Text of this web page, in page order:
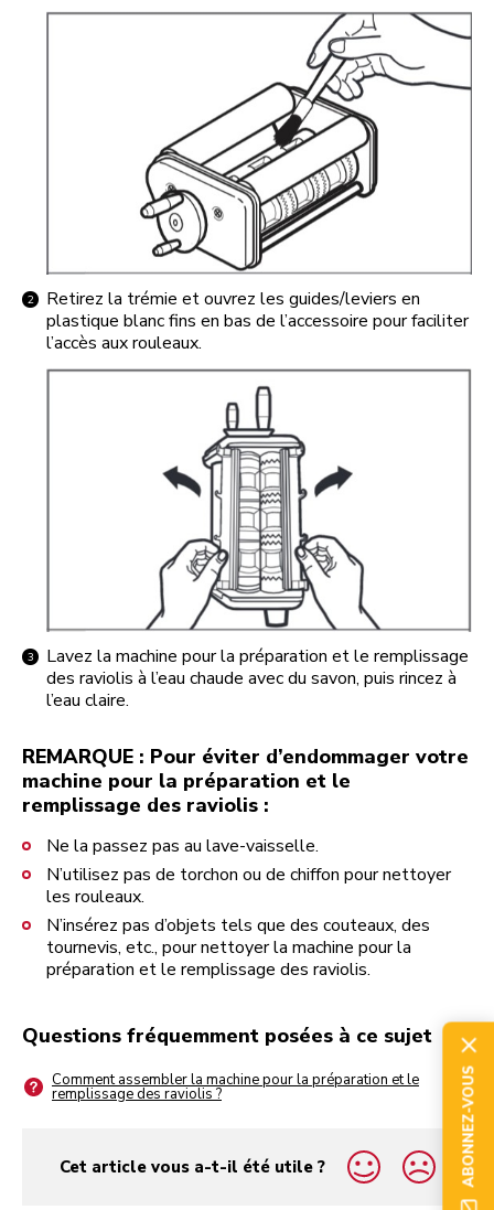
Retirez la trémie et ouvrez les guides/leviers en
plastique blanc fins en bas de l’accessoire pour faciliter
l’accès aux rouleaux.
Lavez la machine pour la préparation et le remplissage
des raviolis à l’eau chaude avec du savon, puis rincez à
l’eau claire.
REMARQUE : Pour éviter d’endommager votre
machine pour la préparation et le
remplissage des raviolis :
Ne la passez pas au lave-vaisselle.
N’utilisez pas de torchon ou de chiffon pour nettoyer
les rouleaux.
N’insérez pas d’objets tels que des couteaux, des
tournevis, etc., pour nettoyer la machine pour la
préparation et le remplissage des raviolis.
Questions fréquemment posées à ce sujet
Comment assembler la machine pour la préparation et le
remplissage des raviolis ?
Cet article vous a-t-il été utile ?
yes
no ABONNEZ-VOUS